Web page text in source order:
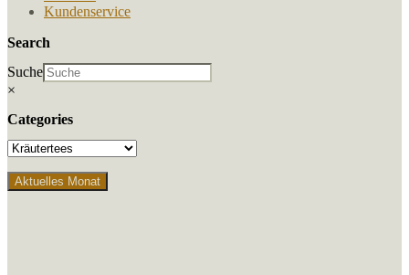
Kundenservice
Search
Suche
×
Categories
Aktuelles Monat